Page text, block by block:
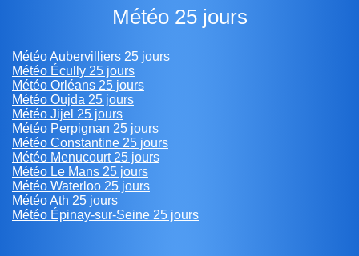
Météo 25 jours
Météo Aubervilliers 25 jours
Météo Écully 25 jours
Météo Orléans 25 jours
Météo Oujda 25 jours
Météo Jijel 25 jours
Météo Perpignan 25 jours
Météo Constantine 25 jours
Météo Menucourt 25 jours
Météo Le Mans 25 jours
Météo Waterloo 25 jours
Météo Ath 25 jours
Météo Épinay-sur-Seine 25 jours